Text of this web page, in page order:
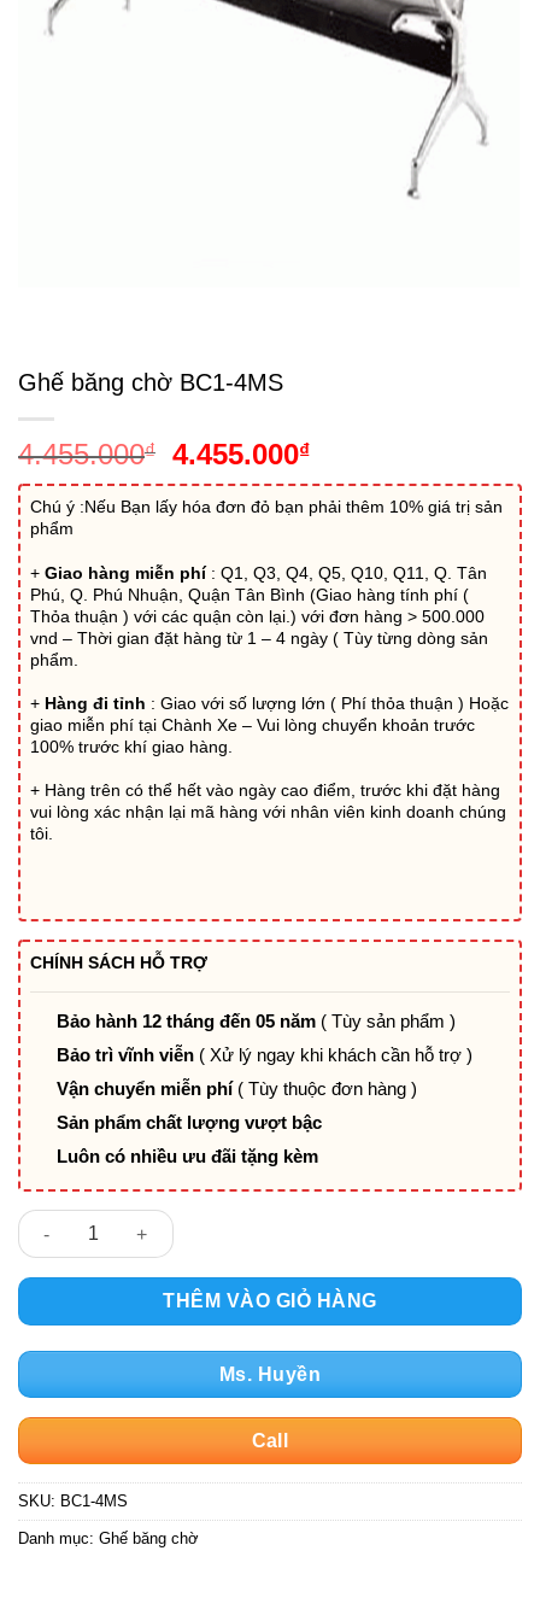
Ghế băng chờ BC1-4MS
4.455.000₫
Giá
gốc
là:
4.455.000₫Giá
hiện
tại
4.455.000₫.
Chú ý :Nếu Bạn lấy hóa đơn đỏ bạn phải thêm 10% giá trị sản
phẩm
+ Giao hàng miễn phí: Q1, Q3, Q4, Q5, Q10, Q11, Q. Tân
Phú, Q. Phú Nhuận, Quận Tân Bình (Giao hàng tính phí (
Thỏa thuận ) với các quận còn lại.) với đơn hàng > 500.000
vnd – Thời gian đặt hàng từ 1 – 4 ngày ( Tùy từng dòng sản
phẩm.
+ Hàng đi tỉnh : Giao với số lượng lớn ( Phí thỏa thuận ) Hoặc
giao miễn phí tại Chành Xe – Vui lòng chuyển khoản trước
100% trước khí giao hàng.
+ Hàng trên có thể hết vào ngày cao điểm, trước khi đặt hàng
vui lòng xác nhận lại mã hàng với nhân viên kinh doanh chúng
tôi.
CHÍNH SÁCH HỖ TRỢ
Bảo hành 12 tháng đến 05 năm ( Tùy sản phẩm )
Bảo trì vĩnh viễn ( Xử lý ngay khi khách cần hỗ trợ )
Vận chuyển miễn phí ( Tùy thuộc đơn hàng )
Sản phẩm chất lượng vượt bậc
Luôn có nhiều ưu đãi tặng kèm
Ghế băng chờ BC1-4MS số lượng
THÊM VÀO GIỎ HÀNG
Ms. Huyền
Call
SKU: BC1-4MS
Danh mục: Ghế băng chờ